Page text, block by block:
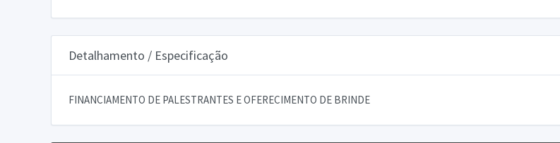
Detalhamento / Especificação
FINANCIAMENTO DE PALESTRANTES E OFERECIMENTO DE BRINDE